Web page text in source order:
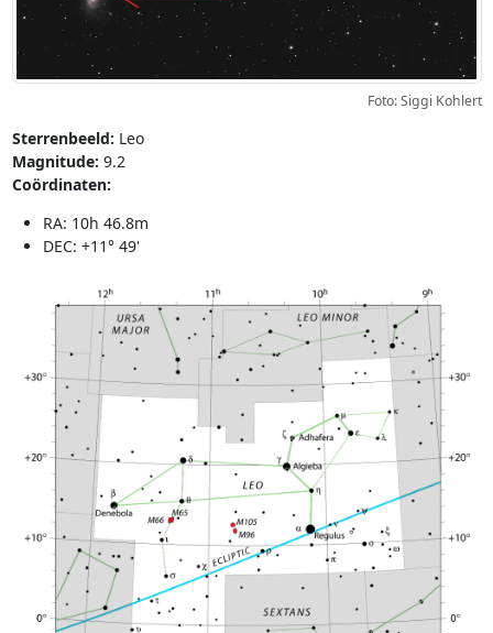
Foto: Siggi Kohlert
Sterrenbeeld: Leo
Magnitude: 9.2
Coördinaten:
RA: 10h 46.8m
DEC: +11° 49'